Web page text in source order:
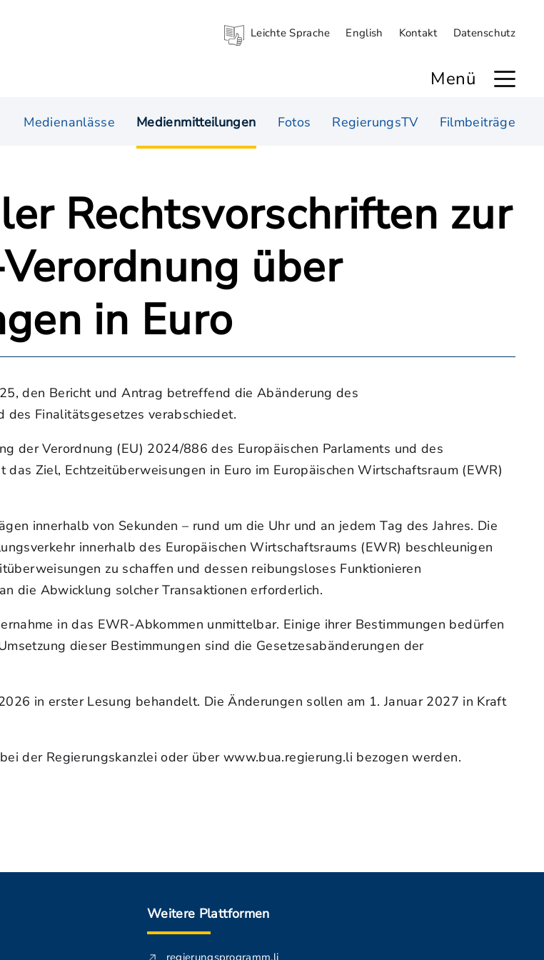
Leichte Sprache English Kontakt Datenschutz
Menü
Medienanlässe Medienmitteilungen Fotos RegierungsTV Filmbeiträge
Rechtsvorschriften zur
über
in Euro
den Bericht und Antrag betreffend die Abänderung des
des Finalitätsgesetzes verabschiedet.
der Verordnung (EU) 2024/886 des Europäischen Parlaments und des
Ziel, Echtzeitüberweisungen in Euro im Europäischen Wirtschaftsraum (EWR)
innerhalb von Sekunden – rund um die Uhr und an jedem Tag des Jahres. Die
innerhalb des Europäischen Wirtschaftsraums (EWR) beschleunigen
zu schaffen und dessen reibungsloses Funktionieren
die Abwicklung solcher Transaktionen erforderlich.
in das EWR-Abkommen unmittelbar. Einige ihrer Bestimmungen bedürfen
dieser Bestimmungen sind die Gesetzesabänderungen der
in erster Lesung behandelt. Die Änderungen sollen am 1. Januar 2027 in Kraft
der Regierungskanzlei oder über www.bua.regierung.li bezogen werden.
Weitere Plattformen
regierungsprogramm.li